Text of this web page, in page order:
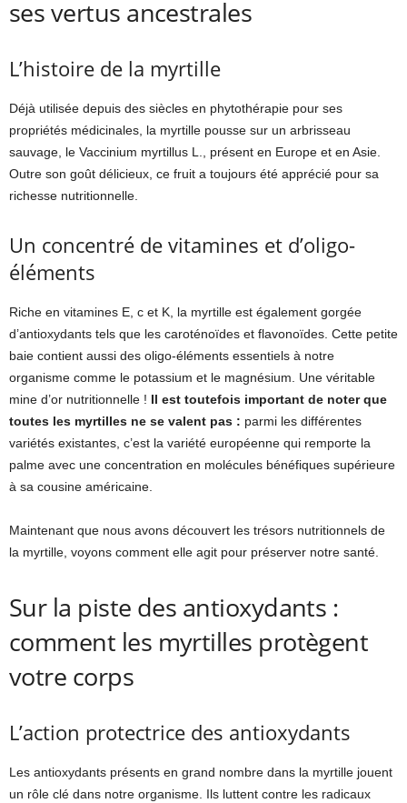
ses vertus ancestrales
L’histoire de la myrtille
Déjà utilisée depuis des siècles en phytothérapie pour ses
propriétés médicinales, la myrtille pousse sur un arbrisseau
sauvage, le Vaccinium myrtillus L., présent en Europe et en Asie.
Outre son goût délicieux, ce fruit a toujours été apprécié pour sa
richesse nutritionnelle.
Un concentré de vitamines et d’oligo-
éléments
Riche en vitamines E, c et K, la myrtille est également gorgée
d’antioxydants tels que les caroténoïdes et flavonoïdes. Cette petite
baie contient aussi des oligo-éléments essentiels à notre
organisme comme le potassium et le magnésium. Une véritable
mine d’or nutritionnelle ! Il est toutefois important de noter que
toutes les myrtilles ne se valent pas : parmi les différentes
variétés existantes, c’est la variété européenne qui remporte la
palme avec une concentration en molécules bénéfiques supérieure
à sa cousine américaine.
Maintenant que nous avons découvert les trésors nutritionnels de
la myrtille, voyons comment elle agit pour préserver notre santé.
Sur la piste des antioxydants :
comment les myrtilles protègent
votre corps
L’action protectrice des antioxydants
Les antioxydants présents en grand nombre dans la myrtille jouent
un rôle clé dans notre organisme. Ils luttent contre les radicaux